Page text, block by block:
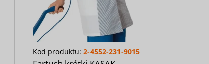
Kod produktu: 2-4552-231-9015